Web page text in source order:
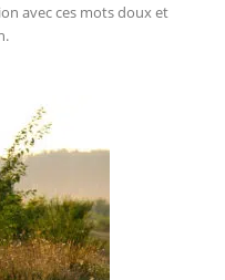
avec ces mots doux et